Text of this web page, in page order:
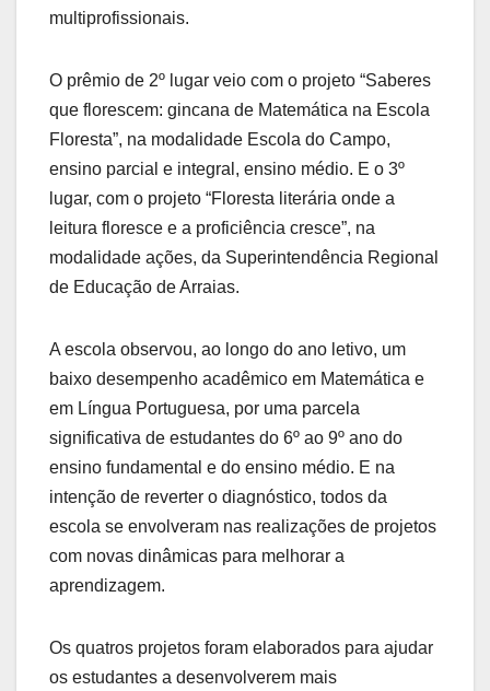
multiprofissionais.
O prêmio de 2º lugar veio com o projeto “Saberes
que florescem: gincana de Matemática na Escola
Floresta”, na modalidade Escola do Campo,
ensino parcial e integral, ensino médio. E o 3º
lugar, com o projeto “Floresta literária onde a
leitura floresce e a proficiência cresce”, na
modalidade ações, da Superintendência Regional
de Educação de Arraias.
A escola observou, ao longo do ano letivo, um
baixo desempenho acadêmico em Matemática e
em Língua Portuguesa, por uma parcela
significativa de estudantes do 6º ao 9º ano do
ensino fundamental e do ensino médio. E na
intenção de reverter o diagnóstico, todos da
escola se envolveram nas realizações de projetos
com novas dinâmicas para melhorar a
aprendizagem.
Os quatros projetos foram elaborados para ajudar
os estudantes a desenvolverem mais